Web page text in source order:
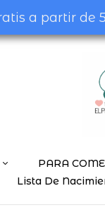
a partir de
PARA
Lista De